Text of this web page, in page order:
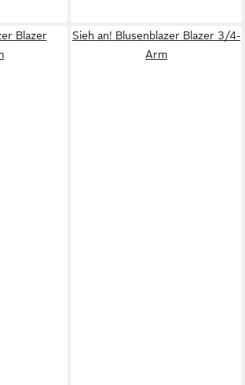
Blazer
Sieh an! Blusenblazer Blazer 3/4-
Arm